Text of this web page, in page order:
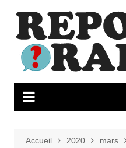
contenu
Accueil 2020
mars